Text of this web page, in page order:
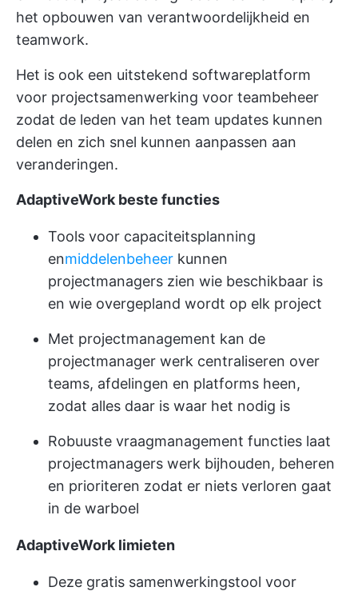
het opbouwen van verantwoordelijkheid en
teamwork.
Het is ook een uitstekend softwareplatform
voor projectsamenwerking voor teambeheer
zodat de leden van het team updates kunnen
delen en zich snel kunnen aanpassen aan
veranderingen.
AdaptiveWork beste functies
Tools voor capaciteitsplanning
enmiddelenbeheer kunnen
projectmanagers zien wie beschikbaar is
en wie overgepland wordt op elk project
Met projectmanagement kan de
projectmanager werk centraliseren over
teams, afdelingen en platforms heen,
zodat alles daar is waar het nodig is
Robuuste vraagmanagement functies laat
projectmanagers werk bijhouden, beheren
en prioriteren zodat er niets verloren gaat
in de warboel
AdaptiveWork limieten
Deze gratis samenwerkingstool voor